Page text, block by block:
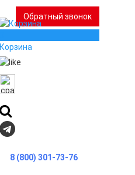
Обратный звонок
Корзина
8 (800) 301-73-76